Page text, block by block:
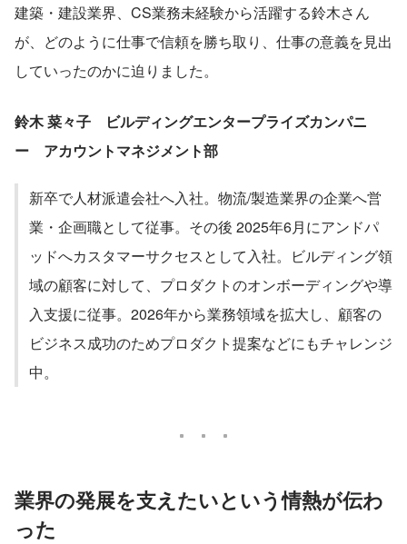
建築・建設業界、CS業務未経験から活躍する鈴木さん
が、どのように仕事で信頼を勝ち取り、仕事の意義を見出
していったのかに迫りました。
鈴木 菜々子　ビルディングエンタープライズカンパニ
ー　アカウントマネジメント部
新卒で人材派遣会社へ入社。物流/製造業界の企業へ営
業・企画職として従事。その後 2025年6月にアンドパ
ッドへカスタマーサクセスとして入社。ビルディング領
域の顧客に対して、プロダクトのオンボーディングや導
入支援に従事。2026年から業務領域を拡大し、顧客の
ビジネス成功のためプロダクト提案などにもチャレンジ
中。
業界の発展を支えたいという情熱が伝わ
った